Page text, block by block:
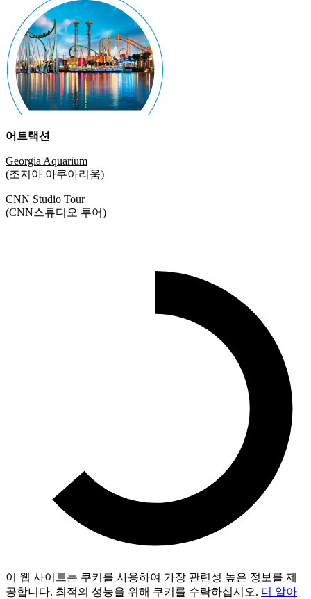
어트랙션
Georgia Aquarium
(조지아 아쿠아리움)
CNN Studio Tour
(CNN스튜디오 투어)
이 웹 사이트는 쿠키를 사용하여 가장 관련성 높은 정보를 제
공합니다. 최적의 성능을 위해 쿠키를 수락하십시오. 더 알아